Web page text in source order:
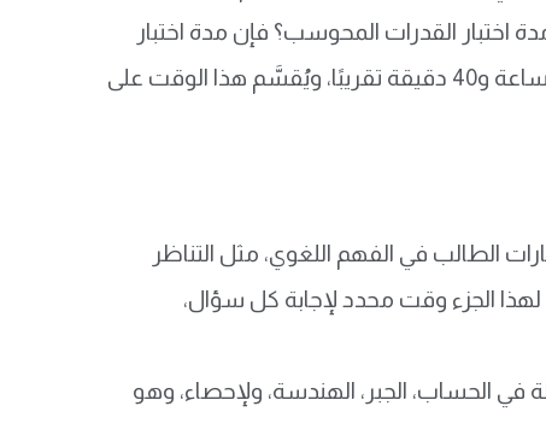
اختبار القدرات المحوسب؟ فإن مدة اختبار
القدرات المحوسب بالكامل تستغرق حوالي 100 دقيقة، أي ما يعادل ساعة و40 دقيقة تقريبًا، ويُقسَّم هذا الوقت على
الطالب في الفهم اللغوي، مثل التناظر
الجزء وقت محدد لإجابة كل سؤال،
في الحساب، الجبر، الهندسة، ولإحصاء، وهو